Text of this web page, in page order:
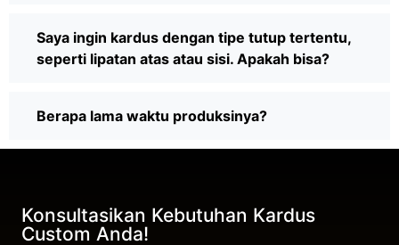
Saya ingin kardus dengan tipe tutup tertentu,
seperti lipatan atas atau sisi. Apakah bisa?
Berapa lama waktu produksinya?
Konsultasikan Kebutuhan Kardus
Custom Anda!